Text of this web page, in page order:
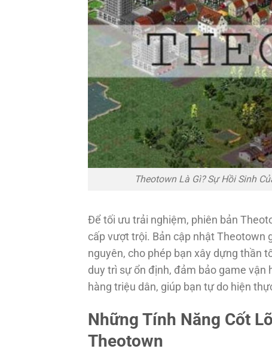
Theotown Là Gì? Sự Hồi Sinh
Để tối ưu trải nghiệm, phiên bản
cấp vượt trội. Bản cập nhật Theotown
nguyên, cho phép bạn xây dựng thần
duy trì sự ổn định, đảm bảo game
hàng triệu dân, giúp bạn tự do hiện
Những Tính Năng Cốt
Theotown